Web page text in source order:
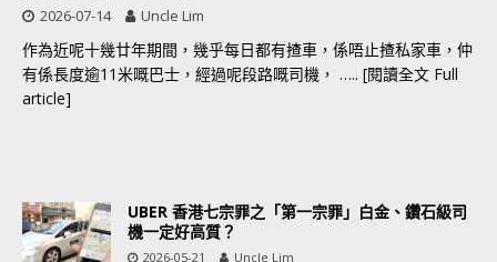
2026-07-14 Uncle Lim
作為近呢十幾廿年期間，幾乎每日都有揸車，係唔止揸私家車，仲
有係長度逾11米嘅巴士，經過呢段路嘅司機， ….. [閱讀全文 Full
article]
UBER 香港七宗罪之「第一宗罪」白金、鑽石級司
機一定好高質？
2026-05-21 Uncle Lim